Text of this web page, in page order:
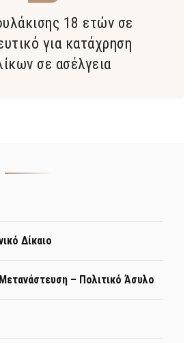
18 ετών σε
για κατάχρηση
σε ασέλγεια
Δίκαιο
– Πολιτικό Άσυλο